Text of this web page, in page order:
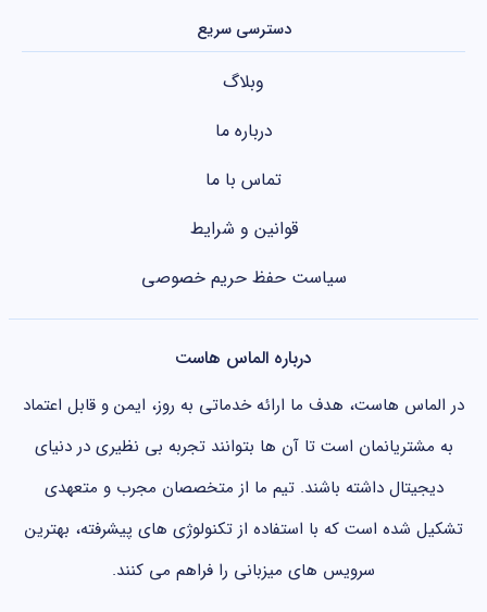
دسترسی سریع
وبلاگ
درباره ما
تماس با ما
قوانین و شرایط
سیاست حفظ حریم خصوصی
درباره الماس هاست
در الماس هاست، هدف ما ارائه خدماتی به روز، ایمن و قابل اعتماد
به مشتریانمان است تا آن ها بتوانند تجربه بی نظیری در دنیای
دیجیتال داشته باشند. تیم ما از متخصصان مجرب و متعهدی
تشکیل شده است که با استفاده از تکنولوژی های پیشرفته، بهترین
سرویس های میزبانی را فراهم می کنند.